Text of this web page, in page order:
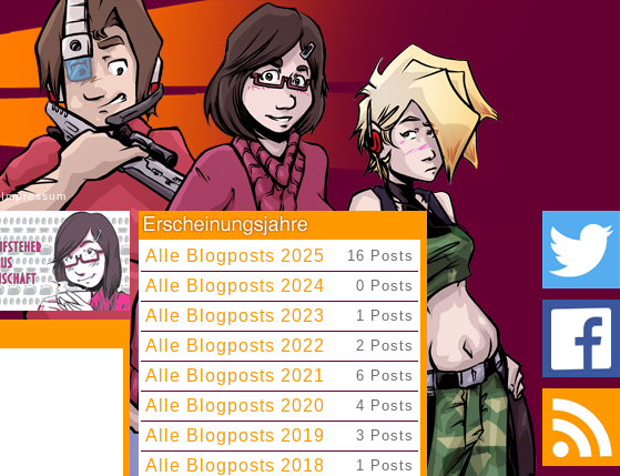
Impressum
Alle Blogposts 2025 16 Posts
Alle Blogposts 2024 0 Posts
Alle Blogposts 2023 1 Posts
Alle Blogposts 2022 2 Posts
Alle Blogposts 2021 6 Posts
Alle Blogposts 2020 4 Posts
Alle Blogposts 2019 3 Posts
Alle Blogposts 2018 1 Posts